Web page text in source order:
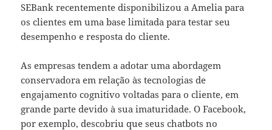
SEBank recentemente disponibilizou a Amelia para
os clientes em uma base limitada para testar seu
desempenho e resposta do cliente.
As empresas tendem a adotar uma abordagem
conservadora em relação às tecnologias de
engajamento cognitivo voltadas para o cliente, em
grande parte devido à sua imaturidade. O Facebook,
por exemplo, descobriu que seus chatbots no